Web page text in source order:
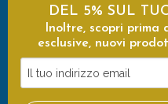
DEL 5% SUL
Inoltre, scopri
esclusive, nuovi
tuo